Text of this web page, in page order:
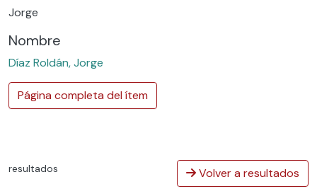
Jorge
Nombre
Díaz Roldán, Jorge
Página completa del ítem
resultados Volver a resultados